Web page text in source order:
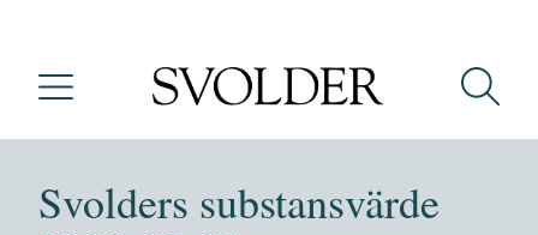
Svolders substansvärde